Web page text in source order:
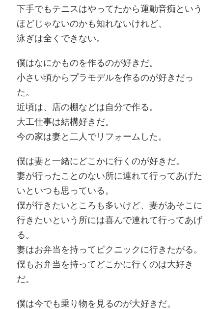
下手でもテニスはやってたから運動音痴という
ほどじゃないのかも知れないけれど、
泳ぎは全くできない。
僕はなにかものを作るのが好きだ。
小さい頃からプラモデルを作るのが好きだっ
た。
近頃は、店の棚などは自分で作る。
大工仕事は結構好きだ。
今の家は妻と二人でリフォームした。
僕は妻と一緒にどこかに行くのが好きだ。
妻が行ったことのない所に連れて行ってあげた
いといつも思っている。
僕が行きたいところも多いけど、妻があそこに
行きたいという所には喜んで連れて行ってあげ
る。
妻はお弁当を持ってピクニックに行きたがる。
僕もお弁当を持ってどこかに行くのは大好き
だ。
僕は今でも乗り物を見るのが大好きだ。